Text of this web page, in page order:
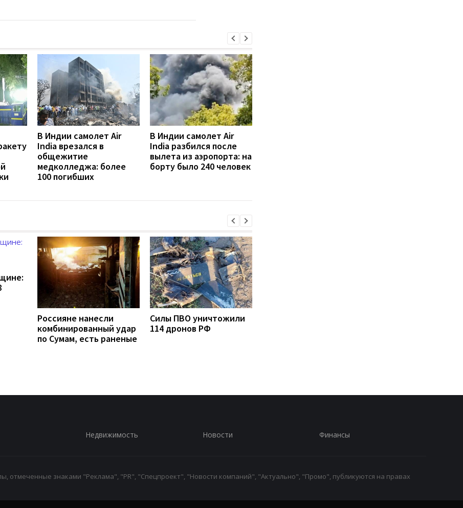
В Индии самолет Air
India врезался в
общежитие
медколледжа: более
100 погибших
В Индии самолет Air
India разбился после
вылета из аэропорта: на
борту было 240 человек
Россияне нанесли
комбинированный удар
по Сумам, есть раненые
Силы ПВО уничтожили
114 дронов РФ
Недвижимость Новости Финансы
отмеченные знаками "Реклама", "PR", "Спецпроект", "Новости компаний", "Актуально", "Промо", публикуются на правах